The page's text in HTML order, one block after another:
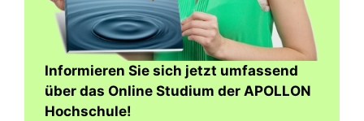
Informieren Sie sich jetzt umfassend
über das Online Studium der APOLLON
Hochschule!